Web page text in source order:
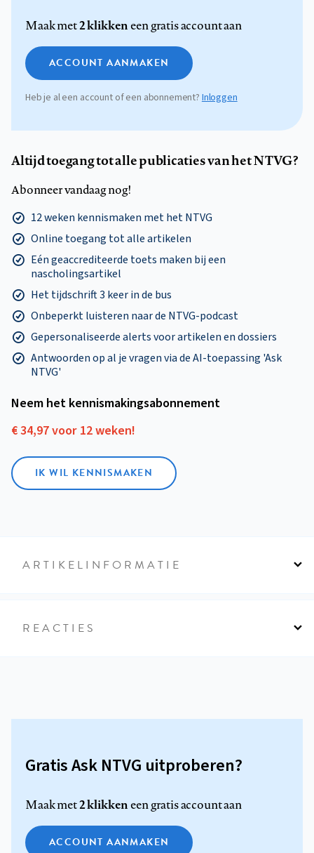
Maak met2 klikkeneen gratis account aan
ACCOUNT AANMAKEN
Heb je al een account of een abonnement? Inloggen
Altijd toegang tot alle publicaties van het NTVG?
Abonneer vandaag nog!
12 weken kennismaken met het NTVG
Online toegang tot alle artikelen
Eén geaccrediteerde toets maken bij een
nascholingsartikel
Het tijdschrift 3 keer in de bus
Onbeperkt luisteren naar de NTVG-podcast
Gepersonaliseerde alerts voor artikelen en dossiers
Antwoorden op al je vragen via de AI-toepassing 'Ask
NTVG'
Neem het kennismakings­abonnement
€ 34,97 voor 12 weken!
IK WIL KENNISMAKEN
ARTIKELINFORMATIE
REACTIES
Gratis Ask NTVG uitproberen?
Maak met2 klikkeneen gratis account aan
ACCOUNT AANMAKEN